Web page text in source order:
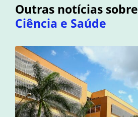
Outras notícias sobre
Ciência e Saúde